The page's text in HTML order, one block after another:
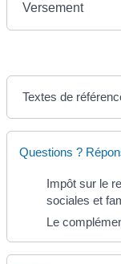
Versement
Textes de
Questions ?
Impôt sur le
sociales et
Le